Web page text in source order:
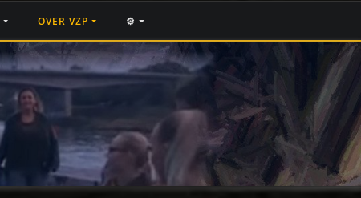
OVER VZP ⚙️